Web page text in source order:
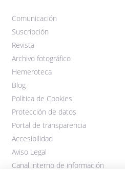
Comunicación
Suscripción
Revista
Archivo fotográfico
Hemeroteca
Blog
Política de Cookies
Protección de datos
Portal de transparencia
Accesibilidad
Aviso Legal
Canal interno de información